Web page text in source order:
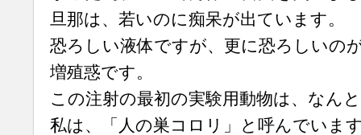
旦那は、若いのに痴呆が出ています。
恐ろしい液体ですが、更に恐ろしいの
増殖惑です。
この注射の最初の実験用動物は、なん
私は、「人の巣コロリ」と呼んでいま